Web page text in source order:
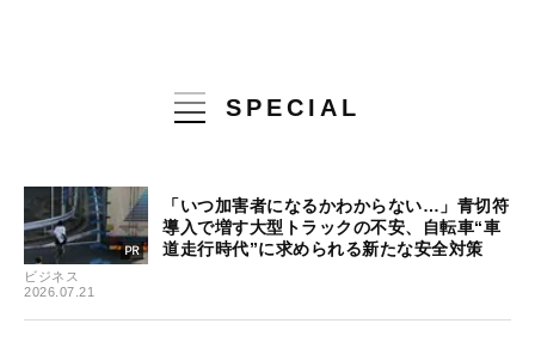
SPECIAL
ビジネス
2026.07.21
「いつ加害者になるかわからない…」青切符
導入で増す大型トラックの不安、自転車“車
道走行時代”に求められる新たな安全対策